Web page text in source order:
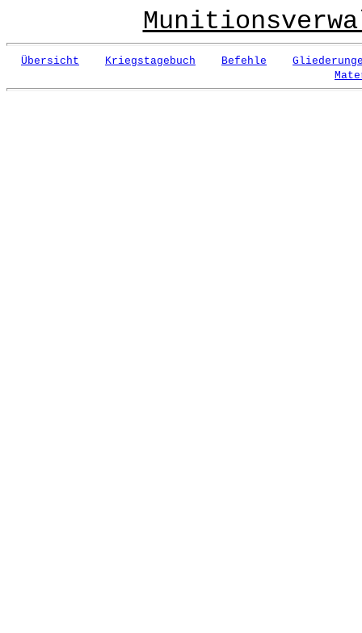
Übersicht Kriegstagebuch Befehle